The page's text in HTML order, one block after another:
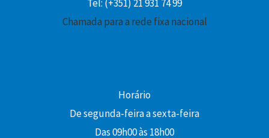
Tel: (+351) 21 931 74 99
Chamada para a rede fixa nacional
Horário
De segunda-feira a sexta-feira
Das 09h00 às 18h00